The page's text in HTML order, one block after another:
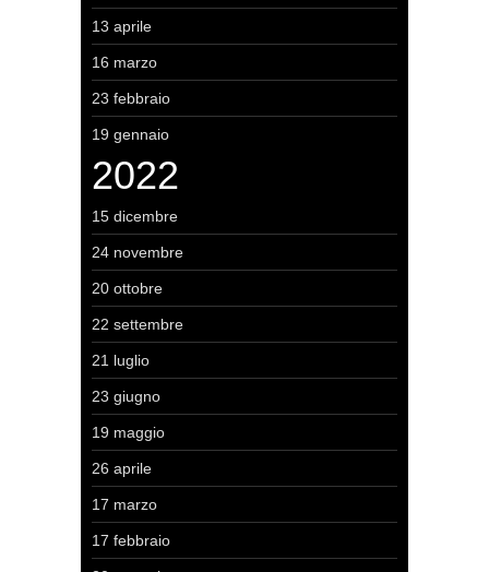
13 aprile
16 marzo
23 febbraio
19 gennaio
2022
15 dicembre
24 novembre
20 ottobre
22 settembre
21 luglio
23 giugno
19 maggio
26 aprile
17 marzo
17 febbraio